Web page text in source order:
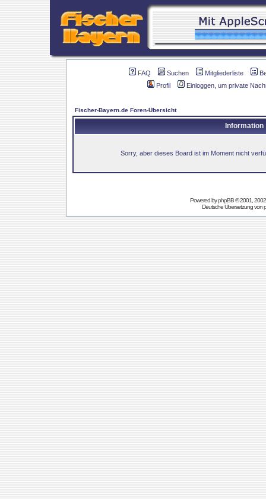
FAQ Suchen Mitgliederliste
Profil
Einloggen, um private
Fischer-Bayern.de Foren-Übersicht
Information
Sorry, aber dieses Board ist im Moment nicht
Powered byphpBB© 2001,
Deutsche Übersetzung von